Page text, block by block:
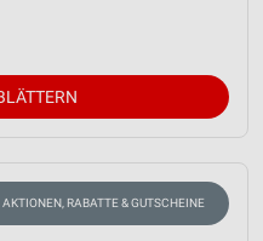
AKTIONEN, RABATTE & GUTSCHEINE